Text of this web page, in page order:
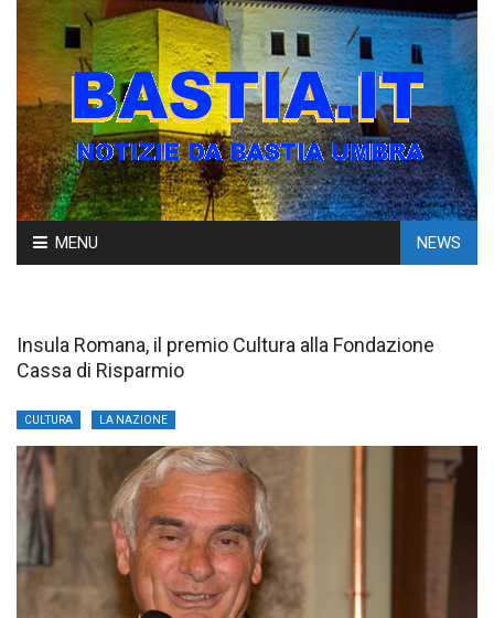
Skip
to
MENU NEWS
Insula Romana, il premio Cultura alla Fondazione
Cassa di Risparmio
CULTURA LA NAZIONE